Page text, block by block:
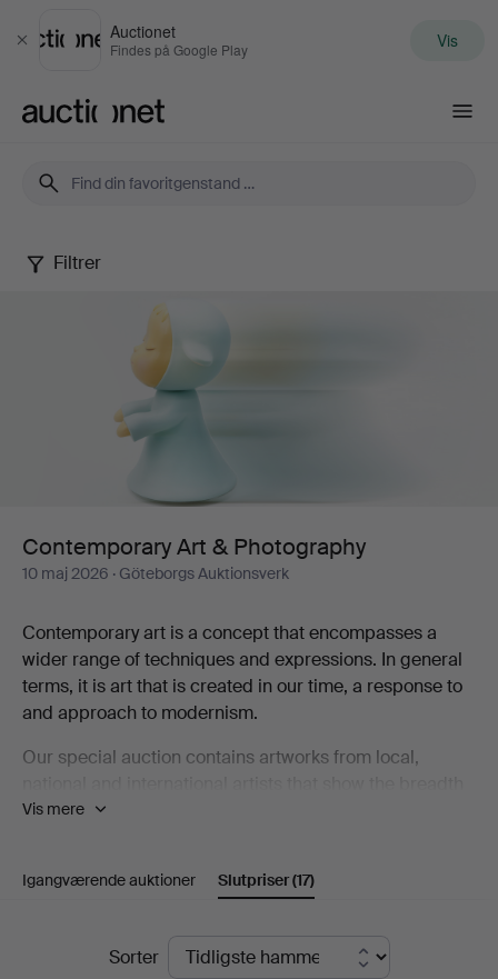
Luk
Auctionet
Findes på Google Play Vis
Contemporary
Photography
Filtrer
Contemporary Art & Photography
10 maj 2026 · Göteborgs Auktionsverk
Contemporary art is a concept that encompasses a
wider range of techniques and expressions. In general
terms, it is art that is created in our time, a response to
and approach to modernism.
Our special auction contains artworks from local,
that contemporary art represents, including Karin
Labba.
Welcome to take a look at the catalogue and discover
some of the artists who are part of the contemporary art
Vis mere
Igangværende auktioner Slutpriser(17)
SlutpriserSorter